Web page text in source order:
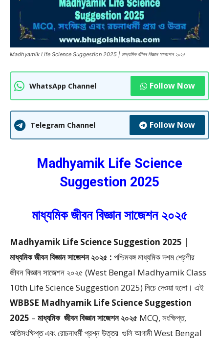
Madhyamik Life Science Suggestion 2025 | মাধ্যমিক জীবন বিজ্ঞান সাজেশন ২০২৫
WhatsApp Channel Follow Now
Telegram Channel Follow Now
Madhyamik Life Science
Suggestion 2025
মাধ্যমিক জীবন বিজ্ঞান সাজেশন ২০২৫
Madhyamik Life Science Suggestion 2025 |
মাধ্যমিক জীবন বিজ্ঞান সাজেশন ২০২৫ : পশ্চিমবঙ্গ মাধ্যমিক দশম শ্রেণীর
জীবন বিজ্ঞান সাজেশন ২০২৫ (West Bengal Madhyamik Class
10th Life Science Suggestion 2025)নিচে দেওয়া হলো। এই
WBBSE Madhyamik Life Science Suggestion
2025 – মাধ্যমিক জীবন বিজ্ঞান সাজেশন ২০২৫ MCQ, সংক্ষিপ্ত,
অতিসংক্ষিপ্ত এবং রোচনাধর্মী প্রশ্ন উত্তর গুলি আগামী West Bengal